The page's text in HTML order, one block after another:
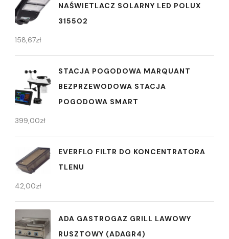
NAŚWIETLACZ SOLARNY LED POLUX
315502
158,67zł
STACJA POGODOWA MARQUANT
BEZPRZEWODOWA STACJA
POGODOWA SMART
399,00zł
EVERFLO FILTR DO KONCENTRATORA
TLENU
42,00zł
ADA GASTROGAZ GRILL LAWOWY
RUSZTOWY (ADAGR4)